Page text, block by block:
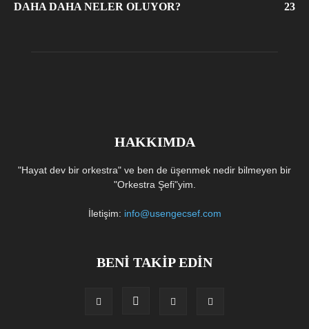
DAHA DAHA NELER OLUYOR?
23
HAKKIMDA
"Hayat dev bir orkestra" ve ben de üşenmek nedir bilmeyen bir
"Orkestra Şefi"yim.
İletişim: info@usengecsef.com
BENİ TAKİP EDİN